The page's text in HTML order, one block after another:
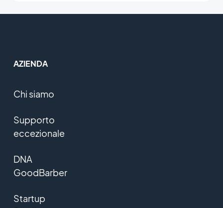
AZIENDA
Chi siamo
Supporto
eccezionale
DNA
GoodBarber
Startup